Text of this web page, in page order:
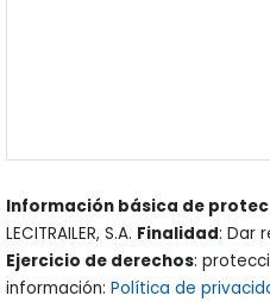
Información básica de
LECITRAILER, S.A. Finalidad: Dar
Ejercicio de derechos:
información: Política de